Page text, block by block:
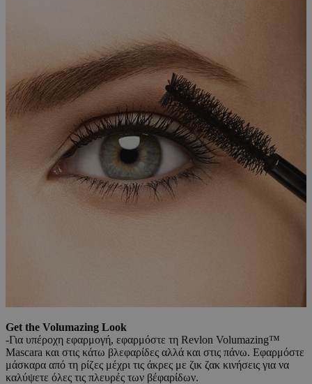
Get the Volumazing Look
-Για υπέροχη εφαρμογή, εφαρμόστε τη Revlon Volumazing™
Mascara και στις κάτω βλεφαρίδες αλλά και στις πάνω. Εφαρμόστε
μάσκαρα από τη ρίζες μέχρι τις άκρες με ζικ ζακ κινήσεις για να
καλύψετε όλες τις πλευρές των βέφαρίδων.